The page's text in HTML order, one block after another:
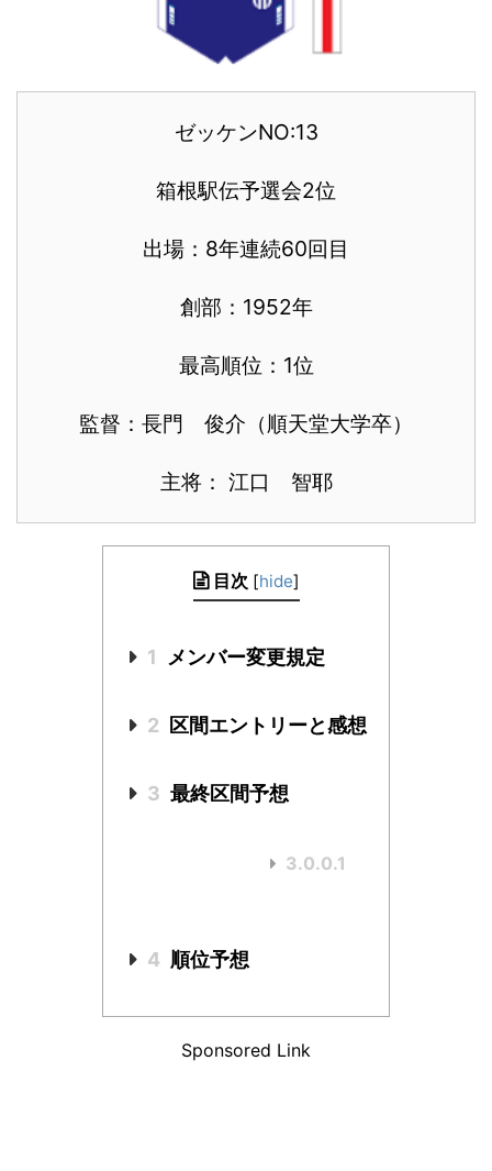
ゼッケンNO:13
箱根駅伝予選会2位
出場：8年連続60回目
創部：1952年
最高順位：1位
監督：長門 俊介（順天堂大学卒）
主将： 江口 智耶
目次 [hide]
1 メンバー変更規定
2 区間エントリーと感想
3 最終区間予想
3.0.0.1
4 順位予想
Sponsored Link